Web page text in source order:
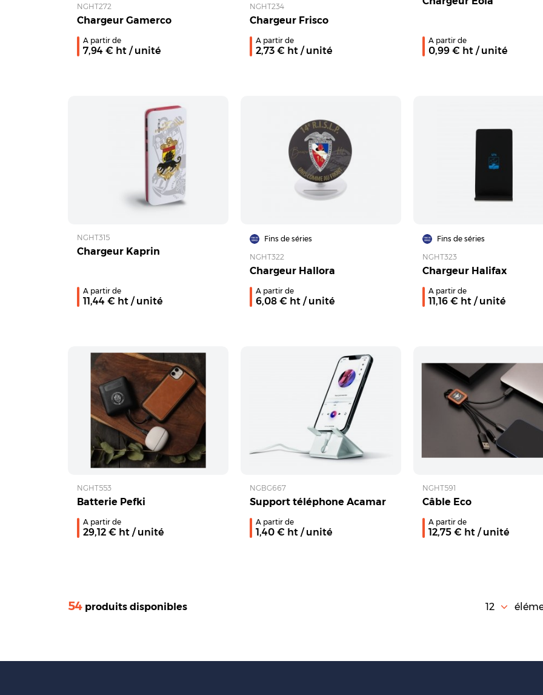
NGHT272
Chargeur Gamerco
A partir de
7,94 € ht / unité
NGHT234
Chargeur Frisco
A partir de
2,73 € ht / unité
A partir de
0,99 € ht / unité
NGHT315
Chargeur Kaprin
A partir de
11,44 € ht / unité
Fins de séries
NGHT322
Chargeur Hallora
A partir de
6,08 € ht / unité
Fins de séries
NGHT323
Chargeur Halifax
A partir de
11,16 € ht / unité
NGHT553
Batterie Pefki
A partir de
29,12 € ht / unité
NGBG667
Support téléphone Acamar
A partir de
1,40 € ht / unité
NGHT591
Câble Eco
A partir de
12,75 € ht / unité
54 produits disponibles